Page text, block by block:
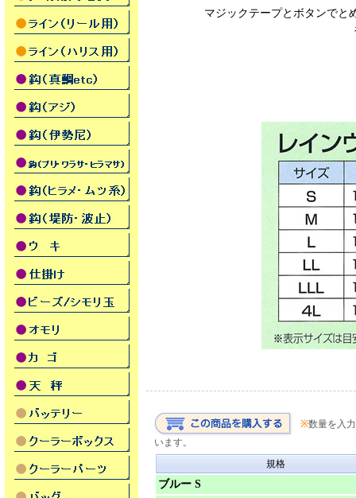
マジックテープとボタンでと
※数量を入
います。
規格
ブルー S